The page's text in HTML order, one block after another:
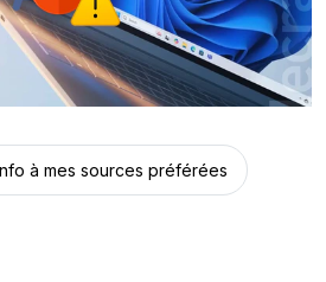
à mes sources préférées